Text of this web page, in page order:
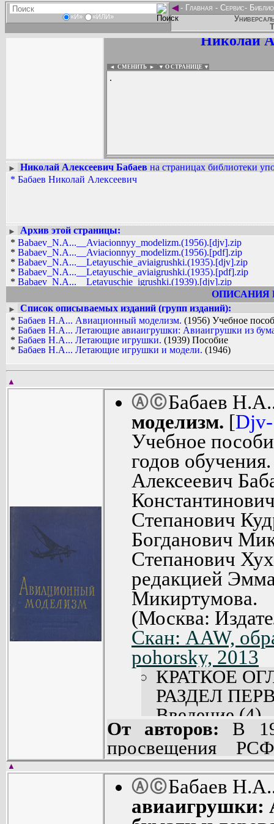
«И» «ИЛИ»
◄- Главная - Сервис-
Николай
◄ СМЕНИТЬ ► ▼ О СТРАНИЦЕ ▼
.
Вадим Ершов...
► Николай Алексеевич Бабаев на страницах библиотеки
* Бабаев Николай Алексеевич
►
Архив этой страницы:
* Babaev_N.A...__Aviacionnyy_modelizm.(1956).[djv].zip
* Babaev_N.A...__Aviacionnyy_modelizm.(1956).[pdf].zip
* Babaev_N.A...__Letayuschie_aviaigrushki.(1935).[djv].zip
* Babaev_N.A...__Letayuschie_aviaigrushki.(1935).[pdf].zip
* Babaev_N.A...__Letayuschie_igrushki.(1939).[djv].zip
Babaev_N.A...__Letayuschie_igrushki.(1939).[pdf].zip
*Babaev_N.A...__Letayuschie_igrushki_i_modeli.(1946).[djv].zip
*Babaev_N.A...__Letayuschie_igrushki_i_modeli.(1946).[pdf].zip
ОПИСАНИЯ
►
Список описываемых изданий (групп изданий):
* Бабаев Н.А... Авиационный моделизм. (1956) Учебное
* Бабаев Н.А... Летающие авиаигрушки: Авиаигрушки из
* Бабаев Н.А... Летающие игрушки. (1939) Пособие
* Бабаев Н.А... Летающие игрушки и модели. (1946)
▲
ⒶⒸБабаев
моделизм. [
Учебное
годов
Алексеевич
Степанович
Богданович
Степанович
редакцией
Микиртумова.
(Москва:
Скан: AAW,
pohorsky, 2013
КРАТКОЕ
РАЗДЕЛ
Введение (4).
Глава I.
(6).
Глава II.
(57).
Глава III.
От авторов: В
просвещения
опубликована
внешкольных
(авиамодельные
▲
ⒶⒸБабаев
авиаигрушки: